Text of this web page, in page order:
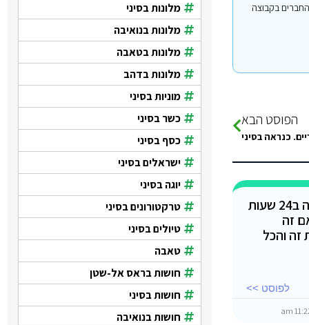
עבור משתמשים החברים בקבוצה
הפוסט הבא
כנראה בסיני
מישהו טס משארם לאירופה ב24 שעות
זה
והכל
לפוסט >>
מלונות בסיני
מלונות בנואיבה
מלונות בטאבה
מלונות בדהב
מוניות בסיני
כשר בסיני
כסף בסיני
ישראלים בסיני
יוגה בסיני
טרקטורונים בסיני
טיולים בסיני
טאבה
חושות בראס אל-שטן
חושות בסיני
חושות בנואיבה